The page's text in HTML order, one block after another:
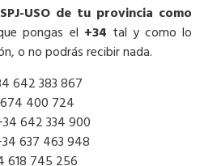
USO de tu provincia como
pongas el +34 tal y como lo
o no podrás recibir nada.
642 383 867
400 724
642 334 900
637 463 948